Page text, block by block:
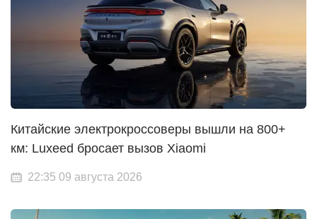
Китайские электрокроссоверы вышли на 800+
км: Luxeed бросает вызов Xiaomi
22:35 09 августа 2026